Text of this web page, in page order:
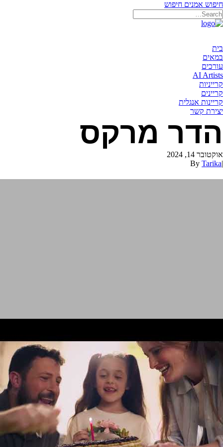
חיפוש אמנים חיפוש
בית
במאים
עורכים
AI Artists
קרייניות
קריינים
קריינות אנגלית
יצירת קשר
הדר מרקס
אוקטובר 14, 2024
|
By Tarika